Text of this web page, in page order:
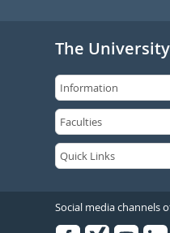
The
Social media channels